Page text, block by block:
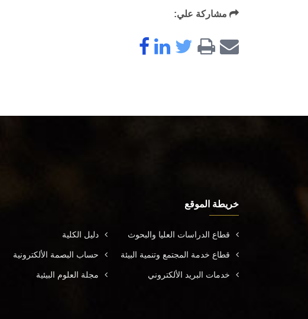
مشاركة علي:
خريطة الموقع
قطاع الدراسات العليا والبحوث دليل الكلية
قطاع خدمة المجتمع وتنمية البيئة حساب البصمة الألكترونية
خدمات البريد الألكتروني مجلة العلوم البيئية